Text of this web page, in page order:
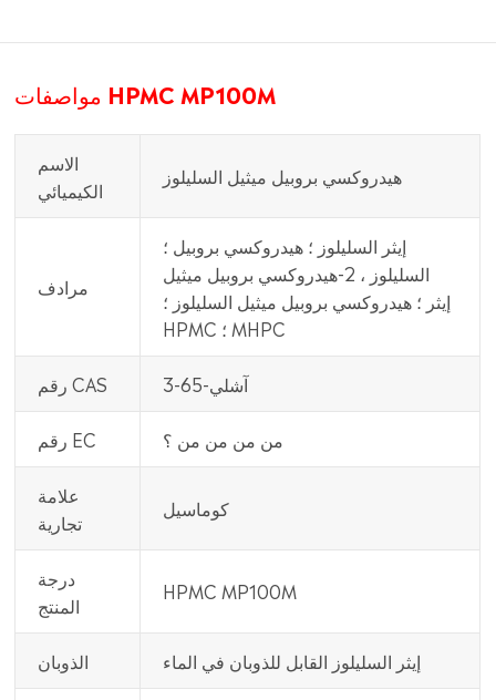
مواصفات HPMC MP100M
الاسم
الكيميائي
هيدروكسي بروبيل ميثيل السليلوز
مرادف
إيثر السليلوز ؛ هيدروكسي بروبيل ؛
السليلوز ، 2-هيدروكسي بروبيل ميثيل
إيثر ؛ هيدروكسي بروبيل ميثيل السليلوز ؛
HPMC ؛ MHPC
رقم CAS آشلي-65-3
رقم EC من من من من ؟
علامة
تجارية
كوماسيل
درجة
المنتج
HPMC MP100M
الذوبان إيثر السليلوز القابل للذوبان في الماء